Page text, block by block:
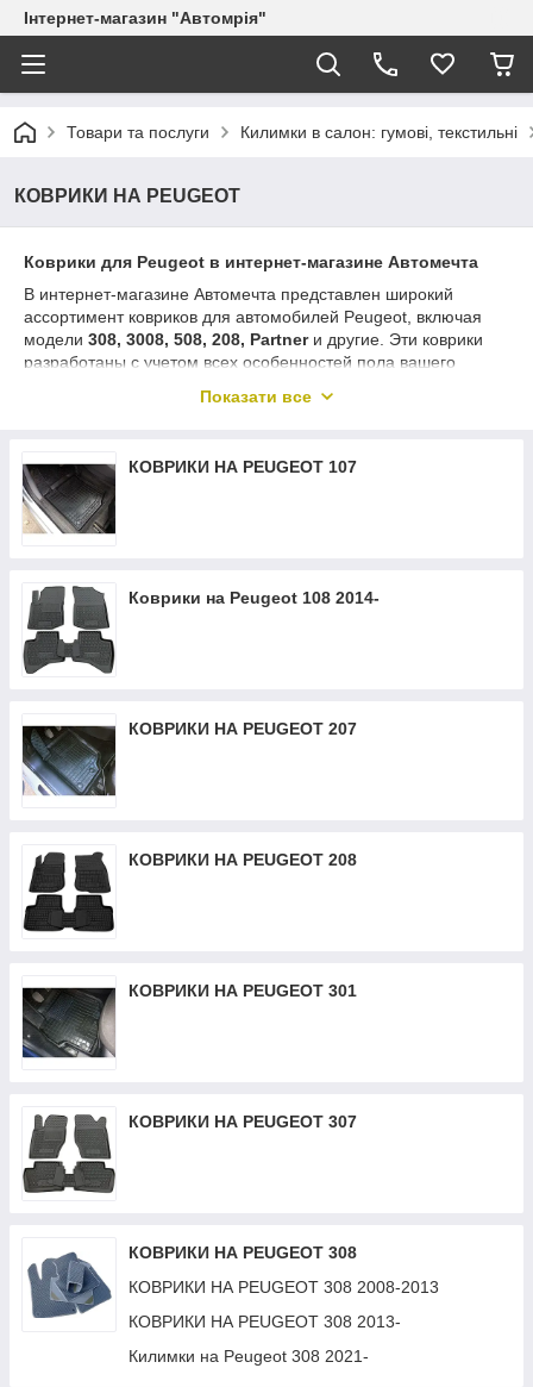
Інтернет-магазин "Автомрія"
Товари та послуги Килимки в салон: гумові, текстильні
КОВРИКИ НА PEUGEOT
Коврики для Peugeot в интернет-магазине Автомечта
В интернет-магазине Автомечта представлен широкий
ассортимент ковриков для автомобилей Peugeot, включая
модели 308, 3008, 508, 208, Partnerи другие. Эти коврики
разработаны с учетом всех особенностей пола вашего
надежную защиту салона от грязи, влаги и износа. В
легкостью ухода и стильным дизайном. Эти коврики помогут
сохранить салон вашего Peugeot в чистоте и порядке,
добавляя комфорта и элегантности.
Показати все
КОВРИКИ НА PEUGEOT 107
Коврики на Peugeot 108 2014-
КОВРИКИ НА PEUGEOT 207
КОВРИКИ НА PEUGEOT 208
КОВРИКИ НА PEUGEOT 301
КОВРИКИ НА PEUGEOT 307
КОВРИКИ НА PEUGEOT 308
КОВРИКИ НА PEUGEOT 308 2008-2013
КОВРИКИ НА PEUGEOT 308 2013-
Килимки на Peugeot 308 2021-